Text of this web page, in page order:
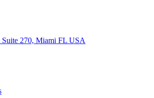
Suite 270, Miami FL USA